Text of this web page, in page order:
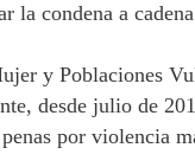
la condena a
y Poblaciones
desde julio de
por violencia